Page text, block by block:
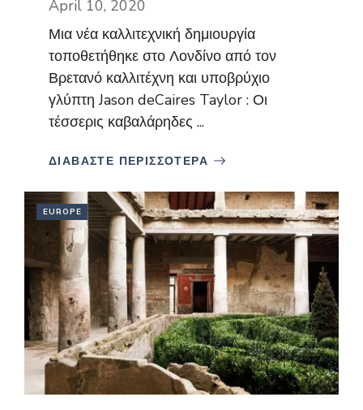
April 10, 2020
Μια νέα καλλιτεχνική δημιουργία
τοποθετήθηκε στο Λονδίνο από τον
Βρετανό καλλιτέχνη και υποβρύχιο
γλύπτη Jason deCaires Taylor : Οι
τέσσερις καβαλάρηδες ...
ΔΙΑΒΑΣΤΕ ΠΕΡΙΣΣΟΤΕΡΑ
EUROPE